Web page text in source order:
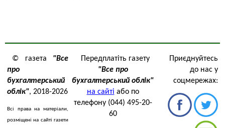
© газета "Все
про
бухгалтерський
облік", 2018-2026
Всі права на матеріали,
розміщені на сайті газети
Передплатіть газету
"Все про
бухгалтерський облік"
на сайті або по
телефону (044) 495-20-
60
Приєднуйтесь
до нас у
соцмережах: